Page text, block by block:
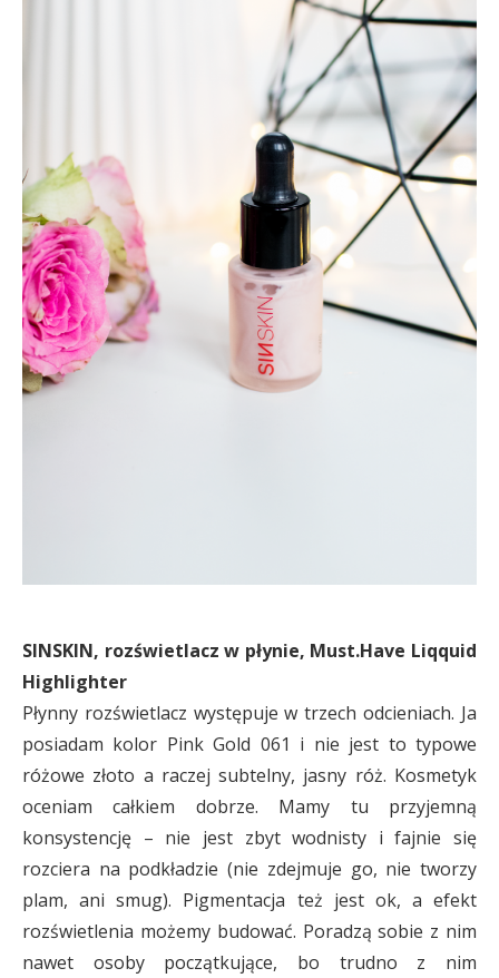
SINSKIN, rozświetlacz w płynie, Must.Have Liqquid
Highlighter
Płynny rozświetlacz występuje w trzech odcieniach. Ja
posiadam kolor Pink Gold 061 i nie jest to typowe
różowe złoto a raczej subtelny, jasny róż. Kosmetyk
oceniam całkiem dobrze. Mamy tu przyjemną
konsystencję – nie jest zbyt wodnisty i fajnie się
rozciera na podkładzie (nie zdejmuje go, nie tworzy
plam, ani smug). Pigmentacja też jest ok, a efekt
rozświetlenia możemy budować. Poradzą sobie z nim
nawet osoby początkujące, bo trudno z nim